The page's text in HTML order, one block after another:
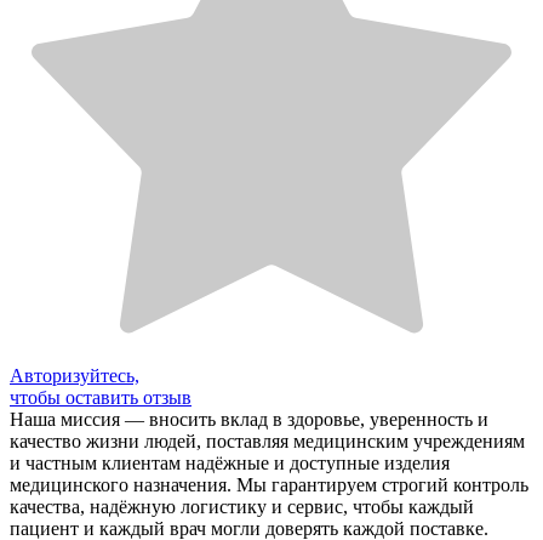
Авторизуйтесь,
чтобы оставить отзыв
Наша миссия — вносить вклад в здоровье, уверенность и
качество жизни людей, поставляя медицинским учреждениям
и частным клиентам надёжные и доступные изделия
медицинского назначения. Мы гарантируем строгий контроль
качества, надёжную логистику и сервис, чтобы каждый
пациент и каждый врач могли доверять каждой поставке.